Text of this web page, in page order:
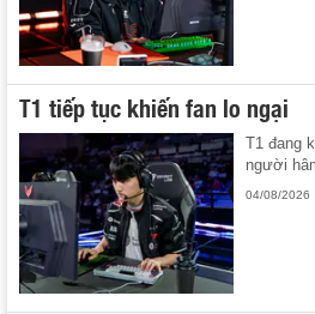
T1 tiếp tục khiến fan lo ngại
T1 đang
người
04/08/2026